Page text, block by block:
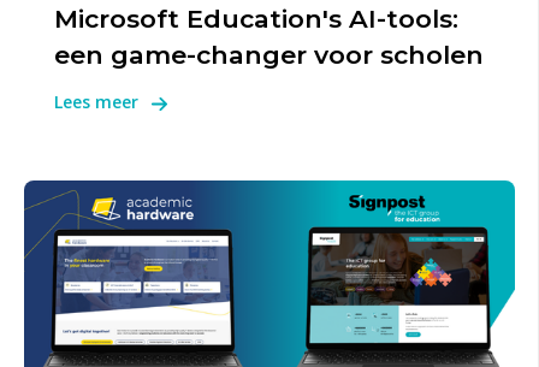
Microsoft Education's AI-tools:
een game-changer voor scholen
Lees meer